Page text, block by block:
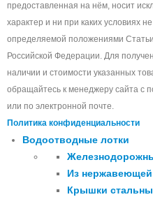
предоставленная на нём, носит
характер и ни при каких условиях
определяемой положениями
Российской Федерации. Для
наличии и стоимости указанных
обращайтесь к менеджеру сайта с
или по электронной почте.
Политика конфиденциальности
Водоотводные лотки
Из нержавеющей
Крышки